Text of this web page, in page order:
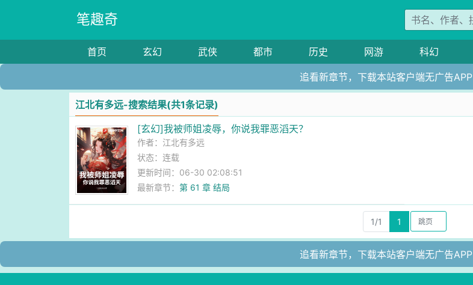
笔趣奇
首页 玄幻 武侠 都市 历史 网游 科幻
追看新章节，下载本站客户端无广告APP
江北有多远-搜索结果(共1条记录)
[玄幻]我被师姐凌辱，你说我罪恶滔天？
作者： 江北有多远
状态：连载
更新时间：06-30 02:08:51
最新章节：第 61 章 结局
1/1 1
追看新章节，下载本站客户端无广告APP